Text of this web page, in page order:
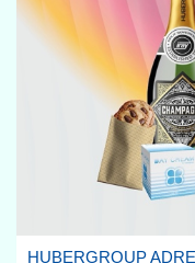
HUBERGROUP